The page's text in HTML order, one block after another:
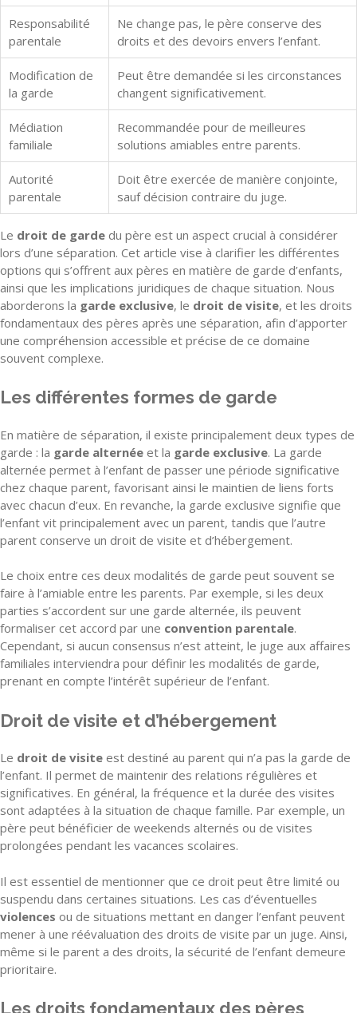
Responsabilité
parentale
Ne change pas, le père conserve des
droits et des devoirs envers l’enfant.
Modification de
la garde
Peut être demandée si les circonstances
changent significativement.
Médiation
familiale
Recommandée pour de meilleures
solutions amiables entre parents.
Autorité
parentale
Doit être exercée de manière conjointe,
sauf décision contraire du juge.
Le droit de garde du père est un aspect crucial à considérer
lors d’une séparation. Cet article vise à clarifier les différentes
options qui s’offrent aux pères en matière de garde d’enfants,
ainsi que les implications juridiques de chaque situation. Nous
aborderons la garde exclusive, le droit de visite, et les droits
fondamentaux des pères après une séparation, afin d’apporter
une compréhension accessible et précise de ce domaine
souvent complexe.
Les différentes formes de garde
En matière de séparation, il existe principalement deux types de
garde : la garde alternée et la garde exclusive. La garde
alternée permet à l’enfant de passer une période significative
chez chaque parent, favorisant ainsi le maintien de liens forts
avec chacun d’eux. En revanche, la garde exclusive signifie que
l’enfant vit principalement avec un parent, tandis que l’autre
parent conserve un droit de visite et d’hébergement.
Le choix entre ces deux modalités de garde peut souvent se
faire à l’amiable entre les parents. Par exemple, si les deux
parties s’accordent sur une garde alternée, ils peuvent
formaliser cet accord par une convention parentale.
Cependant, si aucun consensus n’est atteint, le juge aux affaires
familiales interviendra pour définir les modalités de garde,
prenant en compte l’intérêt supérieur de l’enfant.
Droit de visite et d’hébergement
Le droit de visite est destiné au parent qui n’a pas la garde de
l’enfant. Il permet de maintenir des relations régulières et
significatives. En général, la fréquence et la durée des visites
sont adaptées à la situation de chaque famille. Par exemple, un
père peut bénéficier de weekends alternés ou de visites
prolongées pendant les vacances scolaires.
Il est essentiel de mentionner que ce droit peut être limité ou
suspendu dans certaines situations. Les cas d’éventuelles
violences ou de situations mettant en danger l’enfant peuvent
mener à une réévaluation des droits de visite par un juge. Ainsi,
même si le parent a des droits, la sécurité de l’enfant demeure
prioritaire.
Les droits fondamentaux des pères